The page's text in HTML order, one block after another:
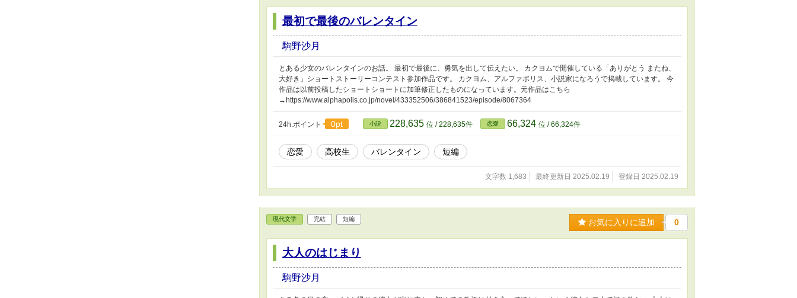
最初で最後のバレンタイン
駒野沙月
とある少女のバレンタインのお話。 最初で最後に、勇気を出して伝えたい。 カクヨムで開催している「ありがとう またね、
大好き」ショートストーリーコンテスト参加作品です。 カクヨム、アルファポリス、小説家になろうで掲載しています。 今
作品は以前投稿したショートショートに加筆修正したものになっています。元作品はこちら
→https://www.alphapolis.co.jp/novel/433352506/386841523/episode/8067364
24h.ポイント 0pt 小説 228,635 位 / 228,635件 恋愛 66,324 位 / 66,324件
恋愛 高校生 バレンタイン 短編
文字数 1,683 最終更新日 2025.02.19 登録日 2025.02.19
現代文学 完結 短編 お気に入りに追加 0
大人のはじまり
駒野沙月